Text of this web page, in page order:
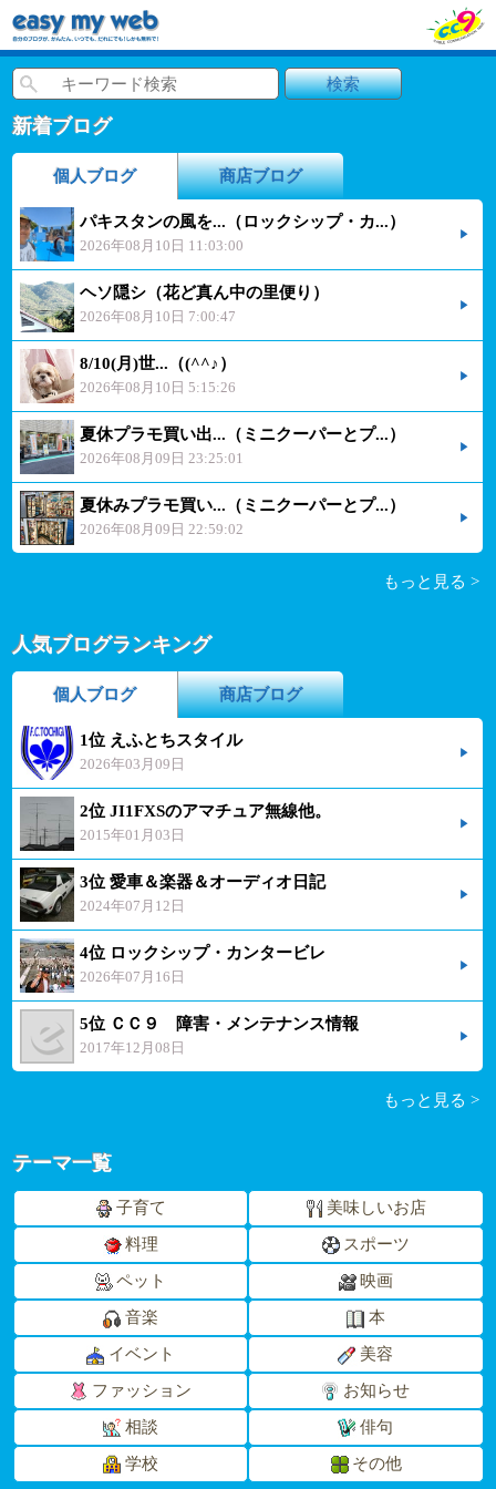
新着ブログ
個人ブログ 商店ブログ
パキスタンの風を...（ロックシップ・カ...）
2026年08月10日 11:03:00
ヘソ隠シ（花ど真ん中の里便り）
2026年08月10日 7:00:47
8/10(月)世...（(^^♪）
2026年08月10日 5:15:26
夏休プラモ買い出...（ミニクーパーとプ...）
2026年08月09日 23:25:01
夏休みプラモ買い...（ミニクーパーとプ...）
2026年08月09日 22:59:02
もっと見る >
人気ブログランキング
個人ブログ 商店ブログ
1位 えふとちスタイル
2026年03月09日
2位 JI1FXSのアマチュア無線他。
2015年01月03日
3位 愛車＆楽器＆オーディオ日記
2024年07月12日
4位 ロックシップ・カンタービレ
2026年07月16日
5位 ＣＣ９ 障害・メンテナンス情報
2017年12月08日
もっと見る >
テーマ一覧
子育て 美味しいお店
料理 スポーツ
ペット 映画
音楽 本
イベント 美容
ファッション お知らせ
相談 俳句
学校 その他